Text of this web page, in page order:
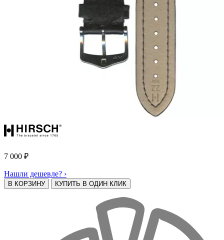
7 000 ₽
Нашли дешевле? ›
В КОРЗИНУ КУПИТЬ В ОДИН КЛИК